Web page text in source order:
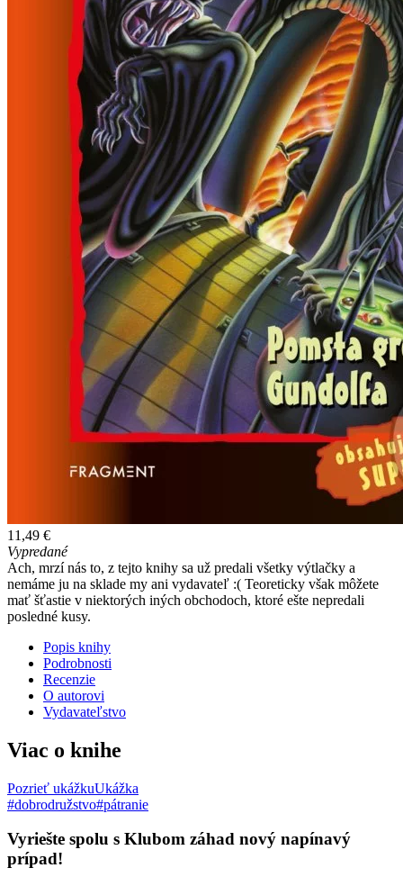
11,49 €
Vypredané
Ach, mrzí nás to, z tejto knihy sa už predali všetky výtlačky a
nemáme ju na sklade my ani vydavateľ :( Teoreticky však môžete
mať šťastie v niektorých iných obchodoch, ktoré ešte nepredali
posledné kusy.
Popis knihy
Podrobnosti
Recenzie
O autorovi
Vydavateľstvo
Viac o knihe
Pozrieť ukážkuUkážka
#dobrodružstvo#pátranie
Vyriešte spolu s Klubom záhad nový napínavý
prípad!